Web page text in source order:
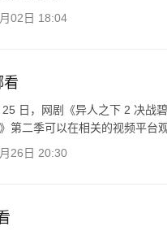
02日 18:04
看
日，网剧《异人之下 2 决战
第二季可以在相关的视频平台
26日 20:30